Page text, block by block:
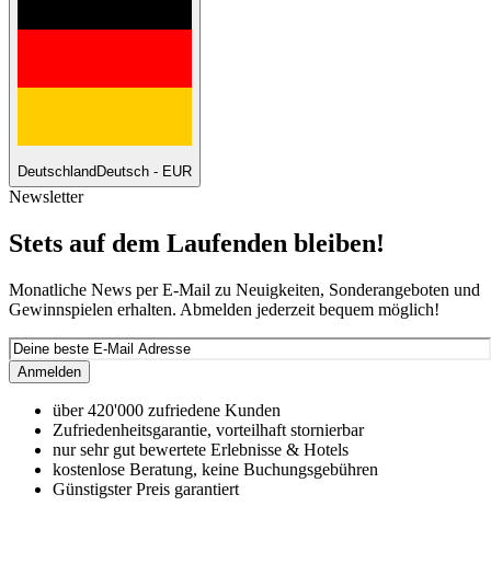
Deutschland Deutsch - EUR
Newsletter
Stets auf dem Laufenden bleiben!
Monatliche News per E-Mail zu Neuigkeiten, Sonderangeboten und
Gewinnspielen erhalten. Abmelden jederzeit bequem möglich!
Anmelden
über 420'000 zufriedene Kunden
Zufriedenheitsgarantie, vorteilhaft stornierbar
nur sehr gut bewertete Erlebnisse & Hotels
kostenlose Beratung, keine Buchungsgebühren
Günstigster Preis garantiert